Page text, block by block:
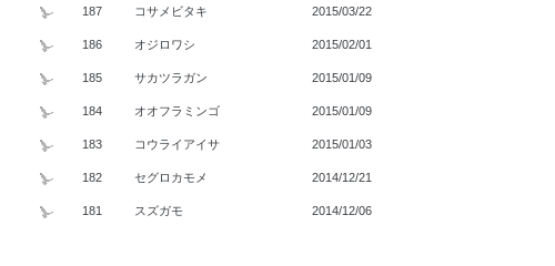
187 コサメビタキ 2015/03/22
186 オジロワシ 2015/02/01
185 サカツラガン 2015/01/09
184 オオフラミンゴ 2015/01/09
183 コウライアイサ 2015/01/03
182 セグロカモメ 2014/12/21
181 スズガモ 2014/12/06